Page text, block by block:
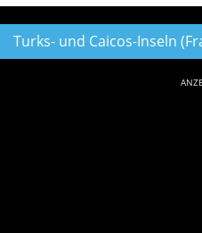
Turks- und Caicos-Inseln